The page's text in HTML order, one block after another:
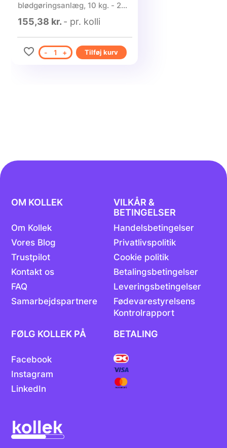
blødgøringsanlæg, 10 kg. - 2
stk.
155,38 kr. - pr. kolli
- 1 + Tilføj kurv
OM KOLLEK
Om Kollek
Vores Blog
Trustpilot
Kontakt os
FAQ
Samarbejdspartnere
VILKÅR &
BETINGELSER
Handelsbetingelser
Privatlivspolitik
Cookie politik
Betalingsbetingelser
Leveringsbetingelser
Fødevarestyrelsens
Kontrolrapport
FØLG KOLLEK PÅ
Facebook
Instagram
LinkedIn
BETALING